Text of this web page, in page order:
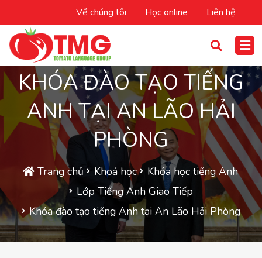
Về chúng tôi Học online Liên hệ
KHÓA ĐÀO TẠO TIẾNG
ANH TẠI AN LÃO HẢI
PHÒNG
Trang chủ Khoá học
Khóa học tiếng Anh
Lớp Tiếng Anh Giao Tiếp
Khóa đào tạo tiếng Anh tại An Lão Hải Phòng